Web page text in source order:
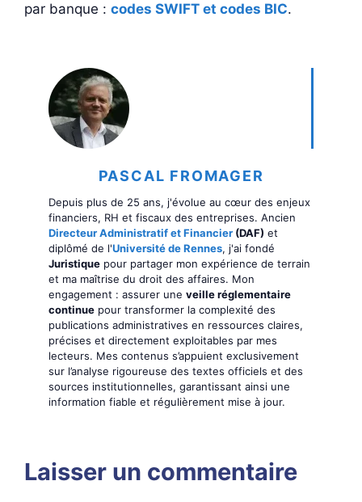
par banque : codes SWIFT et codes BIC.
PASCAL FROMAGER
Depuis plus de 25 ans, j'évolue au cœur des enjeux
financiers, RH et fiscaux des entreprises. Ancien
Directeur Administratif et Financier (DAF) et
diplômé de l'Université de Rennes, j'ai fondé
Juristique pour partager mon expérience de terrain
et ma maîtrise du droit des affaires. Mon
engagement : assurer une veille réglementaire
continue pour transformer la complexité des
publications administratives en ressources claires,
précises et directement exploitables par mes
lecteurs. Mes contenus s’appuient exclusivement
sur l’analyse rigoureuse des textes officiels et des
sources institutionnelles, garantissant ainsi une
information fiable et régulièrement mise à jour.
Laisser un commentaire